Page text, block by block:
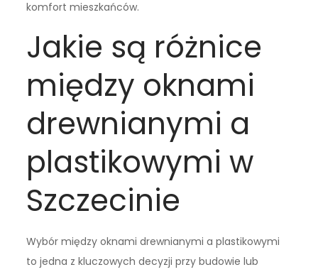
komfort mieszkańców.
Jakie są różnice
między oknami
drewnianymi a
plastikowymi w
Szczecinie
Wybór między oknami drewnianymi a plastikowymi
to jedna z kluczowych decyzji przy budowie lub